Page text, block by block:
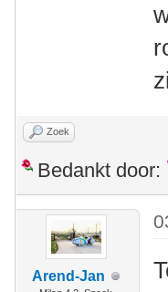
Zoek
Bedankt door:
Arend-Jan